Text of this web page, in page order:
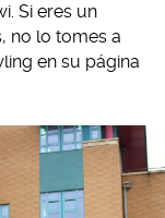
Si eres un
no lo tomes a
en su página